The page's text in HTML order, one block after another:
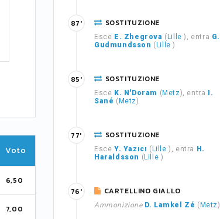
Voto
6,50
7,00
SOSTITUZIONE
Esce E. Zhegrova ( Lille), entra G.
Gudmundsson ( Lille)
87'
SOSTITUZIONE
Esce K. N'Doram ( Metz), entra
I.
Sané ( Metz)
85'
SOSTITUZIONE
Esce Y. Yazıcı ( Lille), entra
H.
Haraldsson ( Lille )
77'
CARTELLINO GIALLO
Ammonizione D. Lamkel Zé ( Metz)
76'